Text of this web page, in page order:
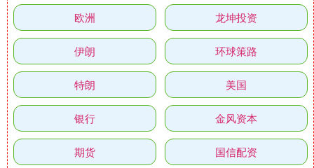
欧洲 龙坤投资
伊朗 环球策路
特朗 美国
银行 金风资本
期货 国信配资